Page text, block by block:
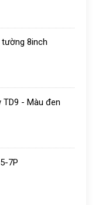
8inch
- Màu đen
7P